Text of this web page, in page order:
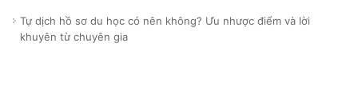
Tự dịch hồ sơ du học có nên không? Ưu nhược điểm và lời
khuyên từ chuyên gia